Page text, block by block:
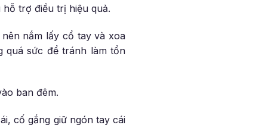
trợ điều trị hiệu quả.
nắm lấy cổ tay và xoa
quá sức để tránh làm tổn
ban đêm.
cố gắng giữ ngón tay cái